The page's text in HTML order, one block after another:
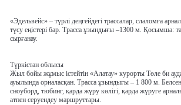
«Эдельвейс» – түрлі деңгейдегі трассалар, слаломға
түсу еңістері бар. Трасса ұзындығы –1300 м. Қосымша:
сырғанау.
Түркістан облысы
Жыл бойы жұмыс істейтін «Алатау» курорты Төле би
ауылында орналасқан. Трасса ұзындығы – 1 800 м.
сноуборд, тюбинг, қарда жүру көлігі, қарда жүруге
атпен серуендеу маршруттары.